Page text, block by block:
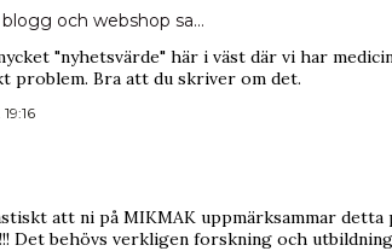
och webshop sa…
"nyhetsvärde" här i väst där vi har
problem. Bra att du skriver om det.
att ni på MIKMAK uppmärksammar
Det behövs verkligen forskning och